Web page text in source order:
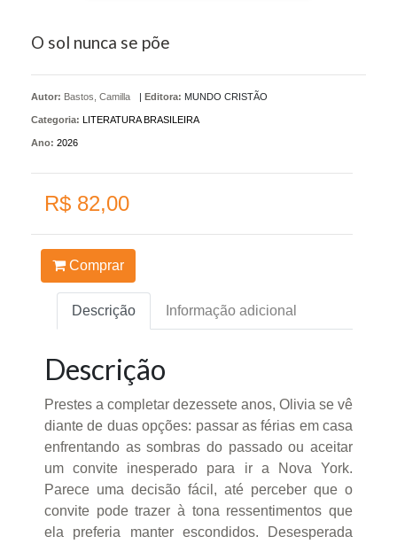
O sol nunca se põe
Autor: Bastos, Camilla | Editora: MUNDO CRISTÃO
Categoria: LITERATURA BRASILEIRA
Ano: 2026
R$ 82,00
Comprar
Descrição Informação adicional
Descrição
Prestes a completar dezessete anos, Olivia se vê
diante de duas opções: passar as férias em casa
enfrentando as sombras do passado ou aceitar
um convite inesperado para ir a Nova York.
Parece uma decisão fácil, até perceber que o
convite pode trazer à tona ressentimentos que
ela preferia manter escondidos. Desesperada